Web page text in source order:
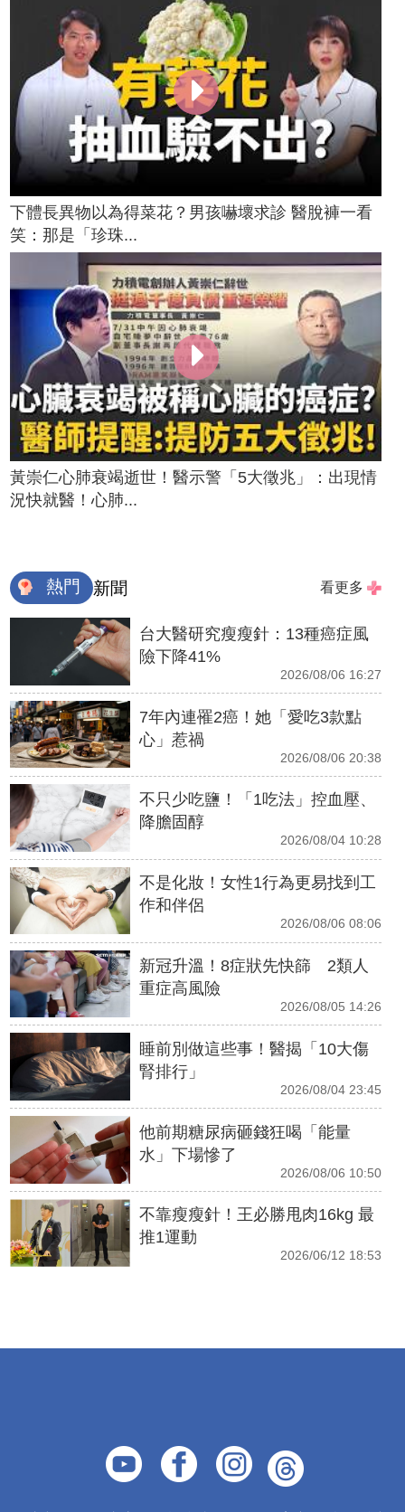
下體長異物以為得菜花？男孩嚇壞求診 醫脫褲一看
笑：那是「珍珠...
黃崇仁心肺衰竭逝世！醫示警「5大徵兆」：出現情
況快就醫！心肺...
熱門 新聞 看更多
台大醫研究瘦瘦針：13種癌症風
險下降41%
2026/08/06 16:27
7年內連罹2癌！她「愛吃3款點
心」惹禍
2026/08/06 20:38
不只少吃鹽！「1吃法」控血壓、
降膽固醇
2026/08/04 10:28
不是化妝！女性1行為更易找到工
作和伴侶
2026/08/06 08:06
新冠升溫！8症狀先快篩 2類人
重症高風險
2026/08/05 14:26
睡前別做這些事！醫揭「10大傷
腎排行」
2026/08/04 23:45
他前期糖尿病砸錢狂喝「能量
水」下場慘了
2026/08/06 10:50
不靠瘦瘦針！王必勝甩肉16kg 最
推1運動
2026/06/12 18:53